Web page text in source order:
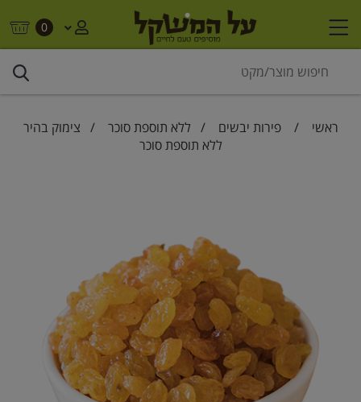
0
ראשי /פירות יבשים / ללא תוספת סוכר / צימוק בהיר
ללא תוספת סוכר